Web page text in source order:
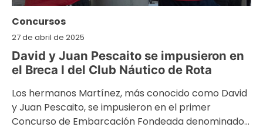
Concursos
27 de abril de 2025
David y Juan Pescaito se impusieron en
el Breca I del Club Náutico de Rota
Los hermanos Martínez, más conocido como David
y Juan Pescaito, se impusieron en el primer
Concurso de Embarcación Fondeada denominado…